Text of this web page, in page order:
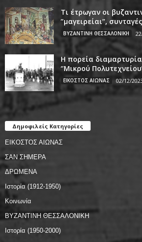
Τι έτρωγαν οι
”μαγειρείαι”,
ΒΥΖΑΝΤΙΝΗ ΘΕΣΣΑΛΟΝΙΚΗ
Η πορεία
‘’Μικρού
ΕΙΚΟΣΤΟΣ ΑΙΩΝΑΣ 02/12/
Δημοφιλείς Κατηγορίες
ΕΙΚΟΣΤΟΣ ΑΙΩΝΑΣ
ΣΑΝ ΣΗΜΕΡΑ
ΔΡΩΜΕΝΑ
Ιστορία (1912-1950)
Κοινωνία
ΒΥΖΑΝΤΙΝΗ ΘΕΣΣΑΛΟΝΙΚΗ
Ιστορία (1950-2000)